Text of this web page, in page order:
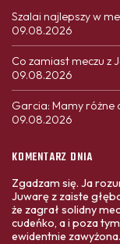
Szalai najlepszy w
09.08.2026
Co zamiast meczu z
09.08.2026
Garcia: Mamy różne
09.08.2026
KOMENTARZ DNIA
Zgadzam się. Ja
Juwarę z zaiste
że zagrał solidny
cudeńko, a i poza
ewidentnie zawyżona.